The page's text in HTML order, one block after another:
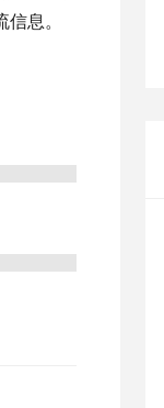
息。